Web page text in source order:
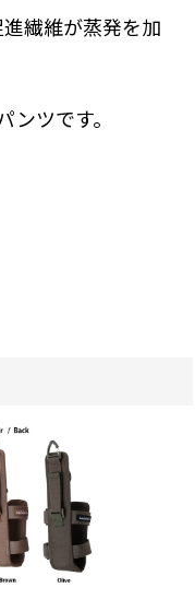
繊維が蒸発を加
ツです。